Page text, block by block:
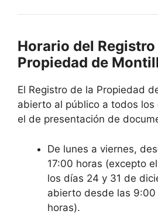
Horario del Registro
Propiedad de
El Registro de la Propiedad
abierto al público a todos
el de presentación de
De lunes a viernes,
17:00 horas (excepto
los días 24 y 31 de
abierto desde las 9:00
horas).